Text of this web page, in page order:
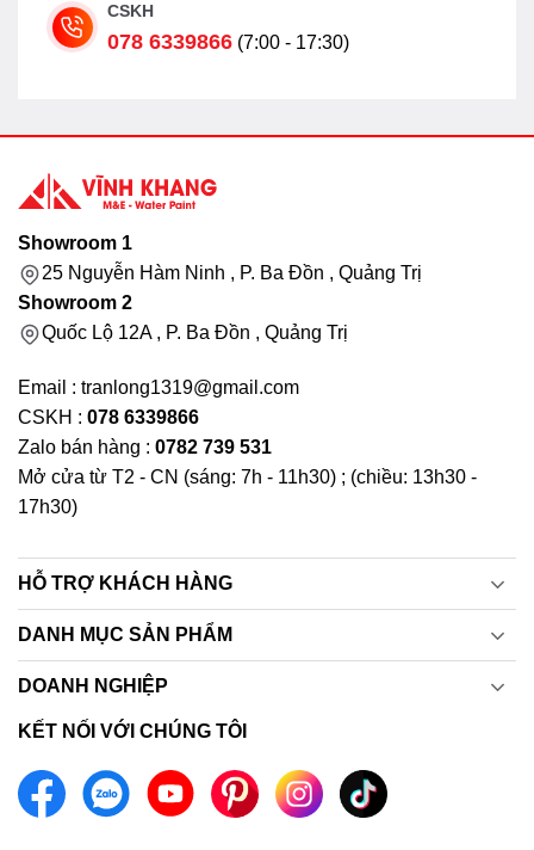
CSKH
078 6339866 (7:00 - 17:30)
Showroom 1
25 Nguyễn Hàm Ninh , P. Ba Đồn , Quảng Trị
Showroom 2
Quốc Lộ 12A , P. Ba Đồn , Quảng Trị
Email : tranlong1319@gmail.com
CSKH : 078 6339866
Zalo bán hàng : 0782 739 531
Mở cửa từ T2 - CN (sáng: 7h - 11h30) ; (chiều: 13h30 -
17h30)
HỖ TRỢ KHÁCH HÀNG
DANH MỤC SẢN PHẨM
DOANH NGHIỆP
KẾT NỐI VỚI CHÚNG TÔI